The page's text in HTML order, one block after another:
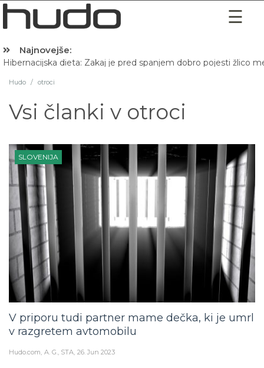
Najnovejše:
Hibernacijska dieta: Zakaj je pred spanjem dobro pojesti žlico
Hudo / otroci
Vsi članki v otroci
SLOVENIJA
V priporu tudi partner mame dečka, ki je umrl
v razgretem avtomobilu
Hudo.com A. G., STA 26. Jun 2023